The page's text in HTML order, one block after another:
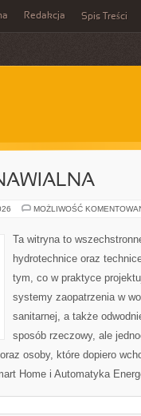
Redakcja Spis Treści
MOŻLIWOŚĆ
Ta witryna to
hydrotechnice oraz
tym, co w praktyce
systemy zaopatrzenia w
sanitarnej, a także
sposób rzeczowy, ale
osoby, które dopiero
Home i Automatyka